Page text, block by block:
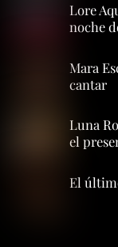
Lore
noche
Mara
cantar
Luna
el
El